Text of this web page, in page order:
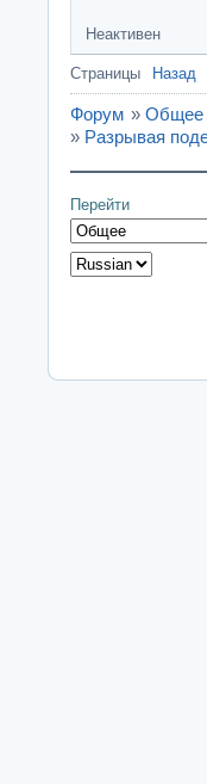
Неактивен
Страницы Назад
Форум » Общее
» Разрывая
Перейти